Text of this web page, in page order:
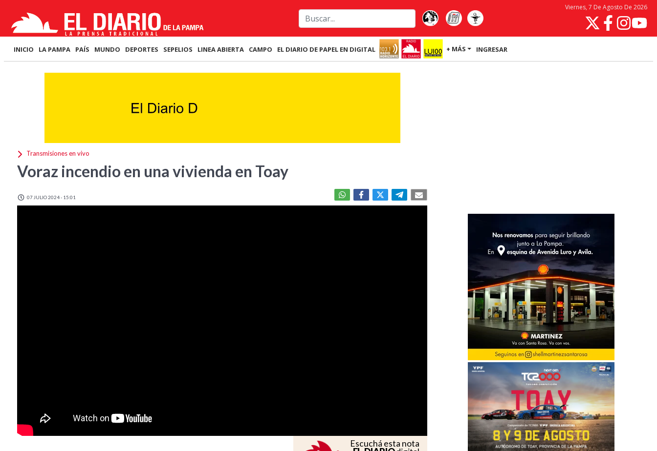
Viernes, 7 De Agosto De 2026
INICIO LA PAMPA PAÍS MUNDO DEPORTES SEPELIOS LINEA ABIERTA CAMPO EL DIARIO DE PAPEL EN DIGITAL + MÁS INGRESAR
Transmisiones en vivo
Voraz incendio en una vivienda en Toay
07 JULIO 2024 - 15:01
Escuchá esta nota